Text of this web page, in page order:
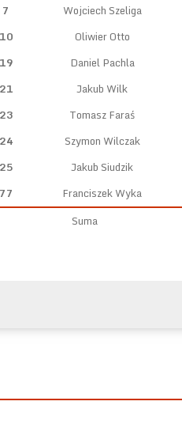
7
Wojciech Szeliga
10
Oliwier Otto
19
Daniel Pachla
21
Jakub Wilk
23
Tomasz Faraś
24
Szymon Wilczak
25
Jakub Siudzik
77
Franciszek Wyka
Suma